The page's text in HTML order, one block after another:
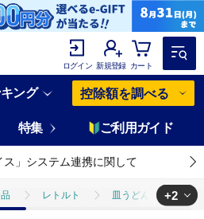
ログイン 新規登録 カート
ング 控除額を調べる
特集 ご利用ガイド
ス」システム連携に関して
レトルト 皿うどん 【3
+2